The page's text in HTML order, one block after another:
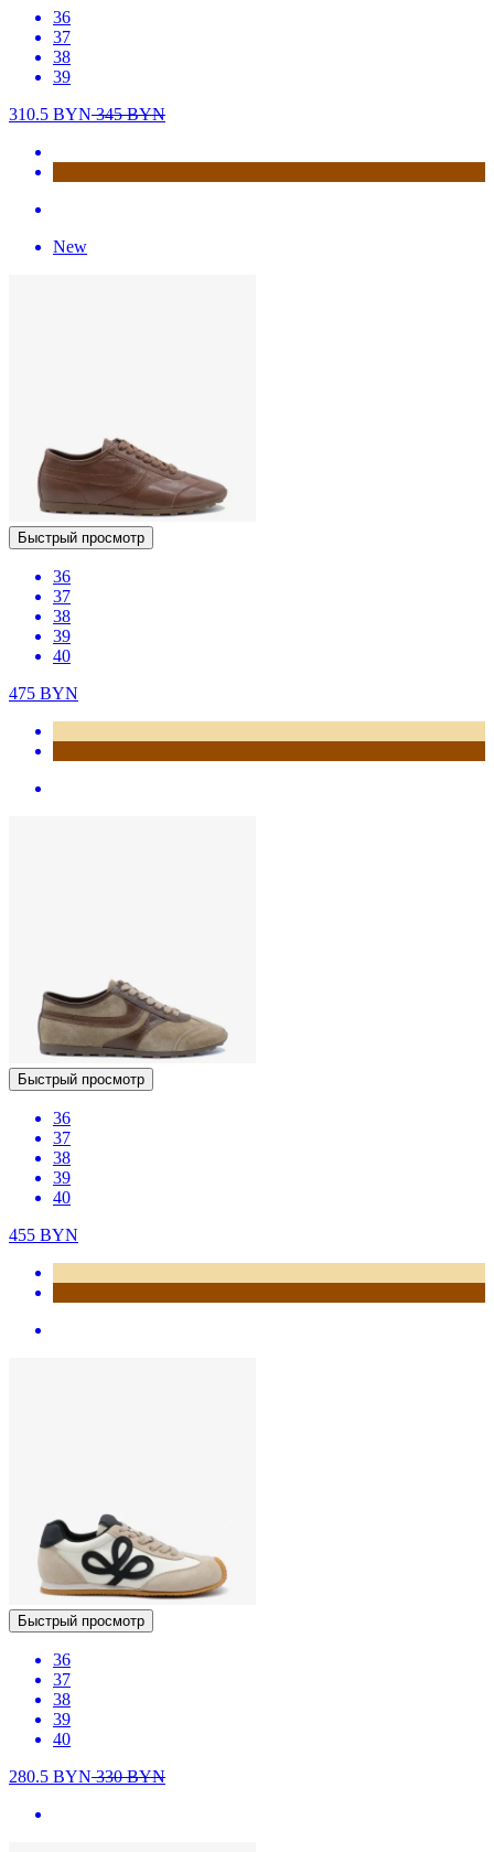
36
37
38
39
310.5 BYN345BYN
New
Быстрый просмотр
36
37
38
39
40
475 BYN
Быстрый просмотр
36
37
38
39
40
455 BYN
Быстрый просмотр
36
37
38
39
40
280.5 BYN330BYN